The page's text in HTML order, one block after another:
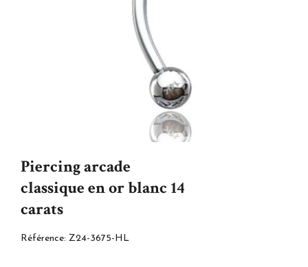
Piercing arcade
classique en or blanc 14
carats
Référence: Z24-3675-HL